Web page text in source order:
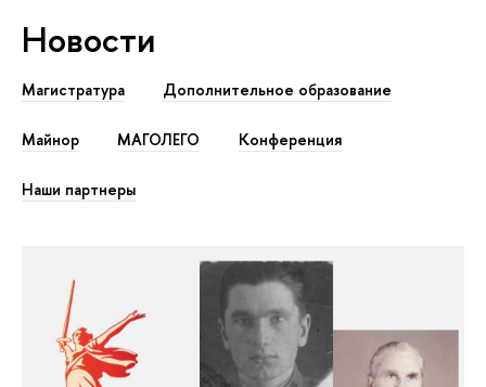
Новости
Магистратура Дополнительное образование
Майнор МАГОЛЕГО Конференция
Наши партнеры